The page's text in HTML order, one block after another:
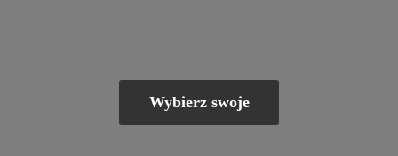
Wybierz swoje